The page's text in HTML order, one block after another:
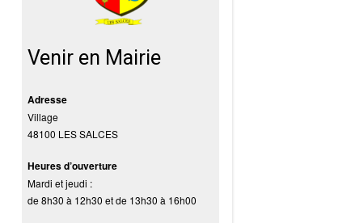
Venir en Mairie
Adresse
Village
48100 LES SALCES
Heures d’ouverture
Mardi et jeudi :
de 8h30 à 12h30 et de 13h30 à 16h00